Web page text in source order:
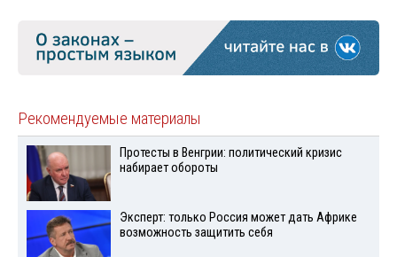
Рекомендуемые материалы
Протесты в Венгрии: политический кризис
набирает обороты
Эксперт: только Россия может дать Африке
возможность защитить себя